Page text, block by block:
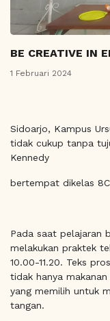
BE CREATIVE IN
1 Februari 2024
Sidoarjo, Kampus
tidak cukup tanpa
Kennedy
bertempat dikelas
Pada saat pelajaran
melakukan praktek
10.00-11.20. Teks
tidak hanya
yang memilih untuk
tangan.